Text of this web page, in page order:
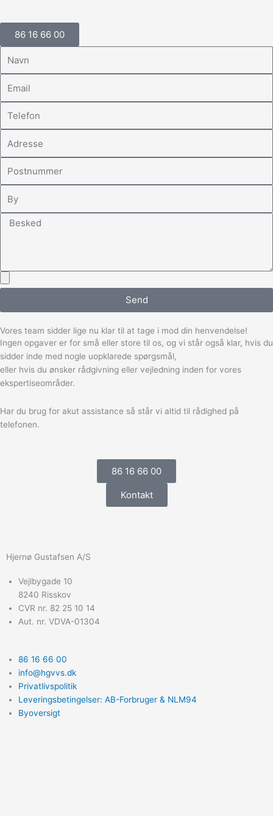
86 16 66 00
Send
Vores team sidder lige nu klar til at tage i mod din henvendelse!
Ingen opgaver er for små eller store til os, og vi står også klar, hvis du
sidder inde med nogle uopklarede spørgsmål,
eller hvis du ønsker rådgivning eller vejledning inden for vores
ekspertiseområder.
Har du brug for akut assistance så står vi altid til rådighed på
telefonen.
86 16 66 00
Kontakt
Hjernø Gustafsen A/S
Vejlbygade 10
8240 Risskov
CVR nr. 82 25 10 14
Aut. nr. VDVA-01304
86 16 66 00
info@hgvvs.dk
Privatlivspolitik
Leveringsbetingelser: AB-Forbruger & NLM94
Byoversigt